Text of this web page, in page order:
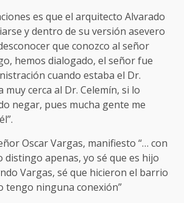
es que el arquitecto Alvarado
y dentro de su versión asevero
que conozco al señor
hemos dialogado, el señor fue
cuando estaba el Dr.
muy cerca al Dr. Celemín, si lo
negar, pues mucha gente me
Oscar Vargas, manifiesto “… con
distingo apenas, yo sé que es hijo
Vargas, sé que hicieron el barrio
tengo ninguna conexión”